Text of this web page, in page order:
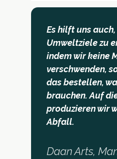
Es hilft uns
Umweltziele zu
indem wir keine
verschwenden,
das bestellen,
brauchen. Auf
produzieren wir
Abfall.
Daan Arts,